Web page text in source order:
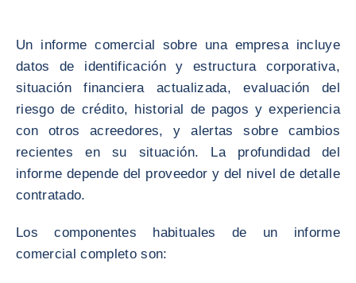
Un informe comercial sobre una empresa incluye
datos de identificación y estructura corporativa,
situación financiera actualizada, evaluación del
riesgo de crédito, historial de pagos y experiencia
con otros acreedores, y alertas sobre cambios
recientes en su situación. La profundidad del
informe depende del proveedor y del nivel de detalle
contratado.
Los componentes habituales de un informe
comercial completo son: